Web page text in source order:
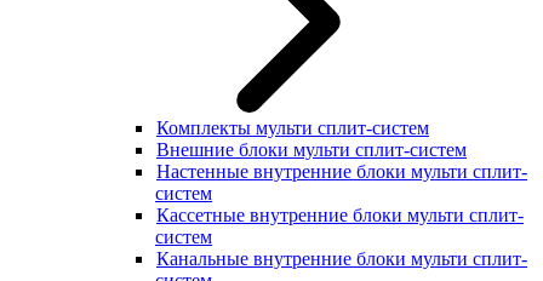
Комплекты мульти сплит-систем
Внешние блоки мульти сплит-систем
Настенные внутренние блоки мульти сплит-
систем
Кассетные внутренние блоки мульти сплит-
систем
Канальные внутренние блоки мульти сплит-